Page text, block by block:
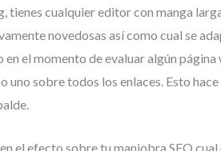
tienes cualquier editor con manga
novedosas así­ como cual se
el momento de evaluar algún
uno sobre todos los enlaces. Esto
el efecto sobre tu maniobra SEO